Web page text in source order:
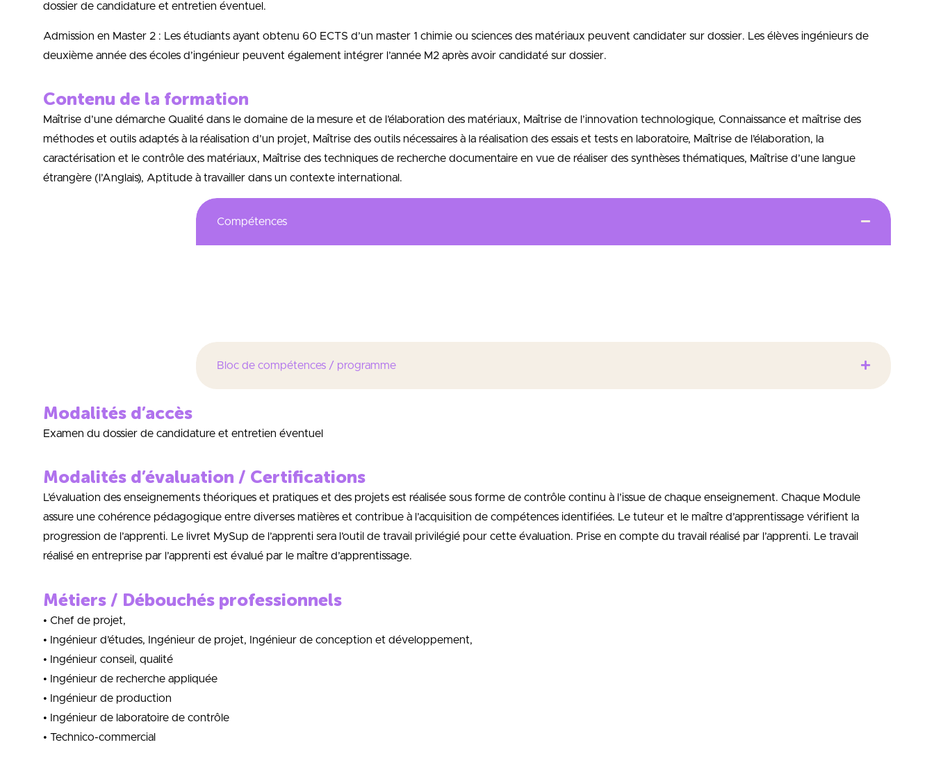
dossier de candidature et entretien éventuel.
Admission en Master 2 : Les étudiants ayant obtenu 60 ECTS d’un master 1 chimie ou sciences des matériaux peuvent candidater sur dossier. Les élèves ingénieurs de
deuxième année des écoles d’ingénieur peuvent également intégrer l’année M2 après avoir candidaté sur dossier.
Contenu de la formation
Maîtrise d’une démarche Qualité dans le domaine de la mesure et de l’élaboration des matériaux, Maîtrise de l’innovation technologique, Connaissance et maîtrise des
méthodes et outils adaptés à la réalisation d’un projet, Maîtrise des outils nécessaires à la réalisation des essais et tests en laboratoire, Maîtrise de l’élaboration, la
caractérisation et le contrôle des matériaux, Maîtrise des techniques de recherche documentaire en vue de réaliser des synthèses thématiques, Maîtrise d’une langue
étrangère (l’Anglais), Aptitude à travailler dans un contexte international.
Compétences
Bloc de compétences / programme
Modalités d’accès
Examen du dossier de candidature et entretien éventuel
Modalités d’évaluation / Certifications
L’évaluation des enseignements théoriques et pratiques et des projets est réalisée sous forme de contrôle continu à l’issue de chaque enseignement. Chaque Module
assure une cohérence pédagogique entre diverses matières et contribue à l’acquisition de compétences identifiées. Le tuteur et le maître d’apprentissage vérifient la
progression de l’apprenti. Le livret MySup de l’apprenti sera l’outil de travail privilégié pour cette évaluation. Prise en compte du travail réalisé par l’apprenti. Le travail
réalisé en entreprise par l’apprenti est évalué par le maître d’apprentissage.
Métiers / Débouchés professionnels
• Chef de projet,
• Ingénieur d’études, Ingénieur de projet, Ingénieur de conception et développement,
• Ingénieur conseil, qualité
• Ingénieur de recherche appliquée
• Ingénieur de production
• Ingénieur de laboratoire de contrôle
• Technico-commercial